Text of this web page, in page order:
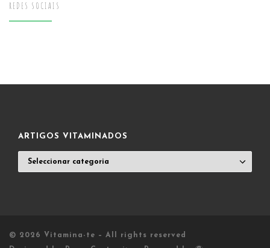
REDES SOCIAIS
ARTIGOS VITAMINADOS
VITAMINADOS
© 2026 Vitamina-te – All rights reserved